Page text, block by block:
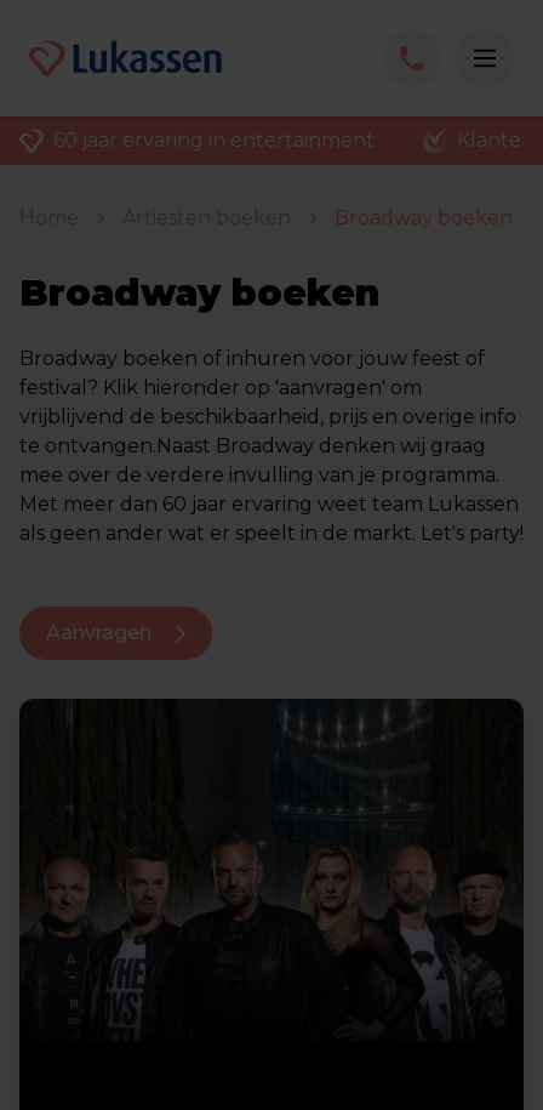
60 jaar ervaring in entertainment
Broadway boeken
Broadway boeken
Broadway boeken of inhuren voor jouw feest of
festival? Klik hieronder op 'aanvragen' om
vrijblijvend de beschikbaarheid, prijs en overige info
te ontvangen.Naast Broadway denken wij graag
mee over de verdere invulling van je programma.
Met meer dan 60 jaar ervaring weet team Lukassen
als geen ander wat er speelt in de markt. Let's party!
Aanvragen